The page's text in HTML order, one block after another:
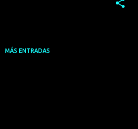
MÁS ENTRADAS